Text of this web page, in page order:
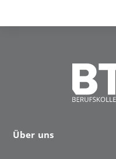
Über uns